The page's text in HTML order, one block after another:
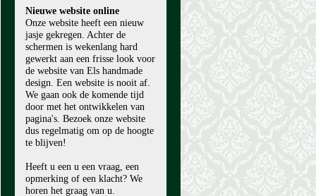
Nieuwe website online
Onze website heeft een nieuw
jasje gekregen. Achter de
schermen is wekenlang hard
gewerkt aan een frisse look voor
de website van Els handmade
design. Een website is nooit af.
We gaan ook de komende tijd
door met het ontwikkelen van
pagina's. Bezoek onze website
dus regelmatig om op de hoogte
te blijven!
Heeft u een u een vraag, een
opmerking of een klacht? We
horen het graag van u.